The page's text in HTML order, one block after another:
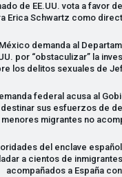
de EE.UU. vota a favor
Erica Schwartz como
demanda al
por “obstaculizar” la
los delitos sexuales de
federal acusa al
sus esfuerzos de
menores migrantes no
del enclave
a cientos de
acompañados a España